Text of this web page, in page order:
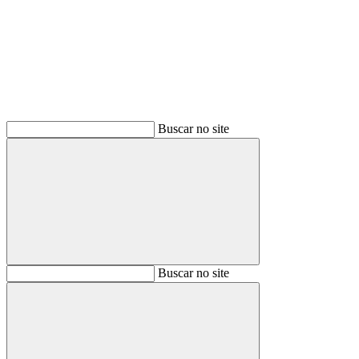
Buscar no site
BuscarBuscar no site